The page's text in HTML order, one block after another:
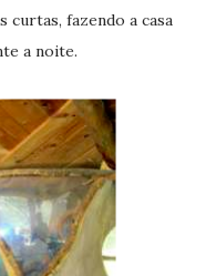
curtas, fazendo a casa
a noite.